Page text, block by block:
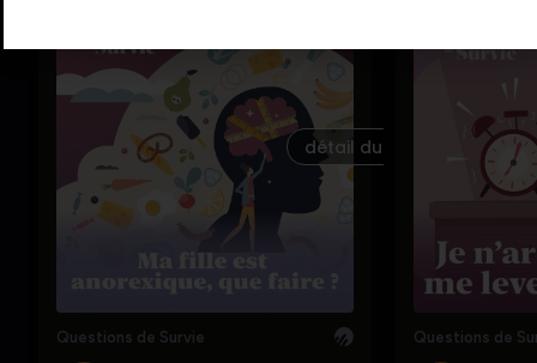
détail du podcast